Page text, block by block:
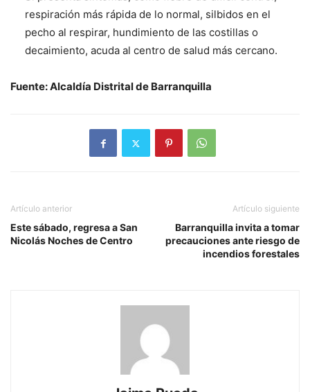
respiración más rápida de lo normal, silbidos en el
pecho al respirar, hundimiento de las costillas o
decaimiento, acuda al centro de salud más cercano.
Fuente: Alcaldía Distrital de Barranquilla
Artículo anterior
Este sábado, regresa a San
Nicolás Noches de Centro
Artículo siguiente
Barranquilla invita a tomar
precauciones ante riesgo de
incendios forestales